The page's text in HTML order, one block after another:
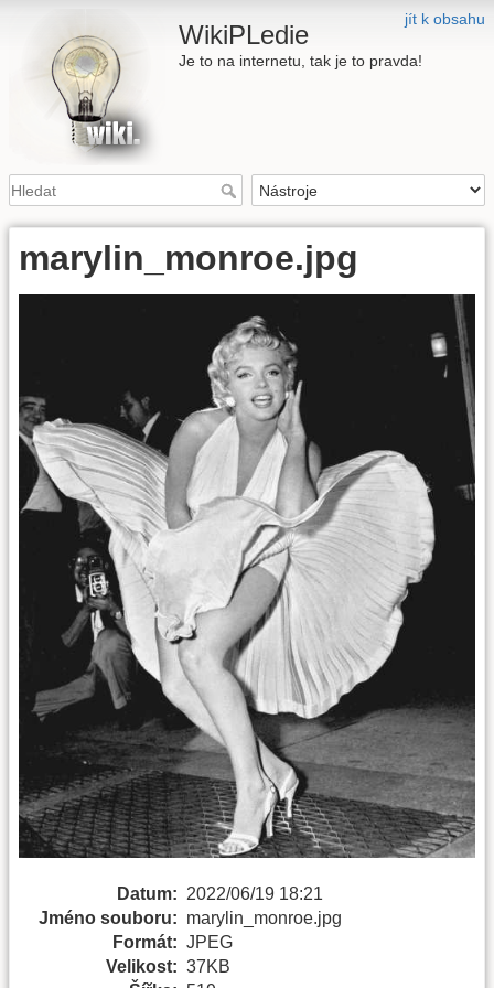
jít k obsahu
WikiPLedie
Je to na internetu, tak je to pravda!
marylin_monroe.jpg
Datum: 2022/06/19 18:21
Jméno souboru: marylin_monroe.jpg
Formát: JPEG
Velikost: 37KB